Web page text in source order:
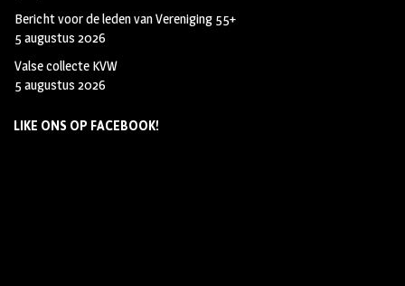
Bericht voor de leden van Vereniging 55+
5 augustus 2026
Valse collecte KVW
5 augustus 2026
LIKE ONS OP FACEBOOK!